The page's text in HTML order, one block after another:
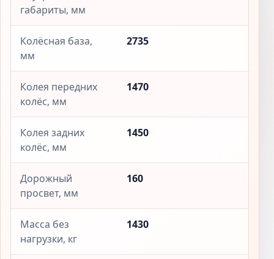
габариты, мм
Колёсная база,
мм
2735
Колея передних
колёс, мм
1470
Колея задних
колёс, мм
1450
Дорожный
просвет, мм
160
Масса без
нагрузки, кг
1430